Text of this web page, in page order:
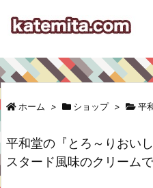
ホーム > ショップ > 平
平和堂の『とろ～りおい
スタード風味のクリーム